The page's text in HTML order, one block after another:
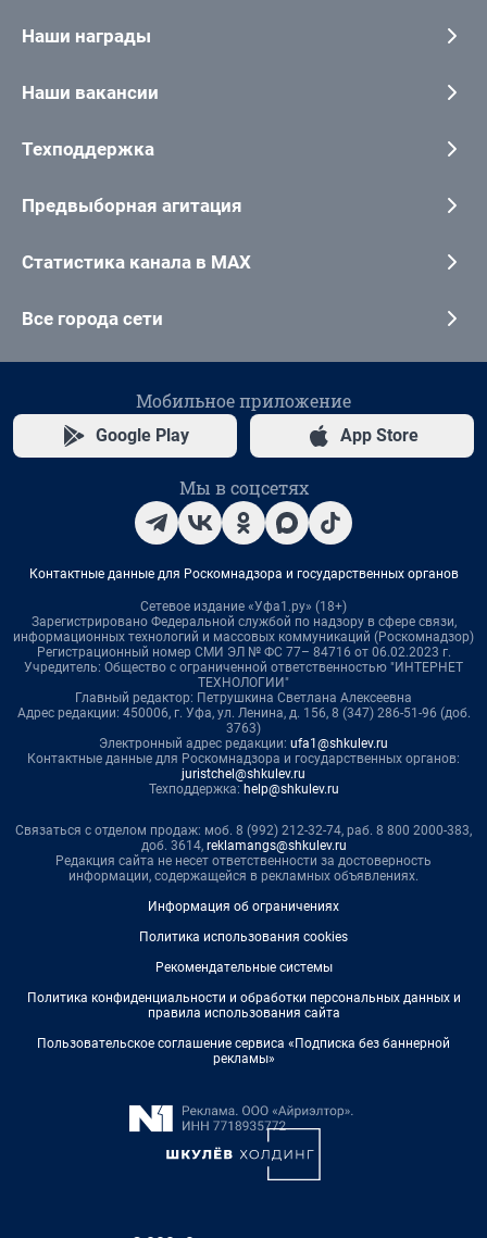
Наши награды
Наши вакансии
Техподдержка
Предвыборная агитация
Статистика канала в MAX
Все города сети
Мобильное приложение
Google Play App Store
Мы в соцсетях
Контактные данные для Роскомнадзора и государственных органов
Сетевое издание «Уфа1.ру» (18+)
Зарегистрировано Федеральной службой по надзору в сфере связи,
информационных технологий и массовых коммуникаций (Роскомнадзор)
Регистрационный номер СМИ ЭЛ № ФС 77– 84716 от 06.02.2023 г.
Учредитель: Общество с ограниченной ответственностью "ИНТЕРНЕТ
ТЕХНОЛОГИИ"
Главный редактор: Петрушкина Светлана Алексеевна
Адрес редакции: 450006, г. Уфа, ул. Ленина, д. 156, 8 (347) 286-51-96 (доб.
3763)
Электронный адрес редакции: ufa1@shkulev.ru
Контактные данные для Роскомнадзора и государственных органов:
juristchel@shkulev.ru
Техподдержка: help@shkulev.ru
Связаться с отделом продаж: моб. 8 (992) 212-32-74, раб. 8 800 2000-383,
доб. 3614, reklamangs@shkulev.ru
Редакция сайта не несет ответственности за достоверность
информации, содержащейся в рекламных объявлениях.
Информация об ограничениях
Политика использования cookies
Рекомендательные системы
Политика конфиденциальности и обработки персональных данных и
правила использования сайта
Пользовательское соглашение сервиса «Подписка без баннерной
рекламы»